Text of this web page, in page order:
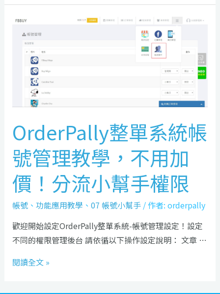
OrderPally整單系統帳
號管理教學，不用加
價！分流小幫手權限
帳號、 功能應用教學 、 07 帳號小幫手/ 作者: orderpally
歡迎開始設定OrderPally整單系統-帳號管理設定！設定
不同的權限管理後台 請依循以下操作設定說明： 文章 …
閱讀全文 »